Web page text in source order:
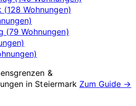
Wohnungen)
(79 Wohnungen)
&
in Steiermark Zum Guide →